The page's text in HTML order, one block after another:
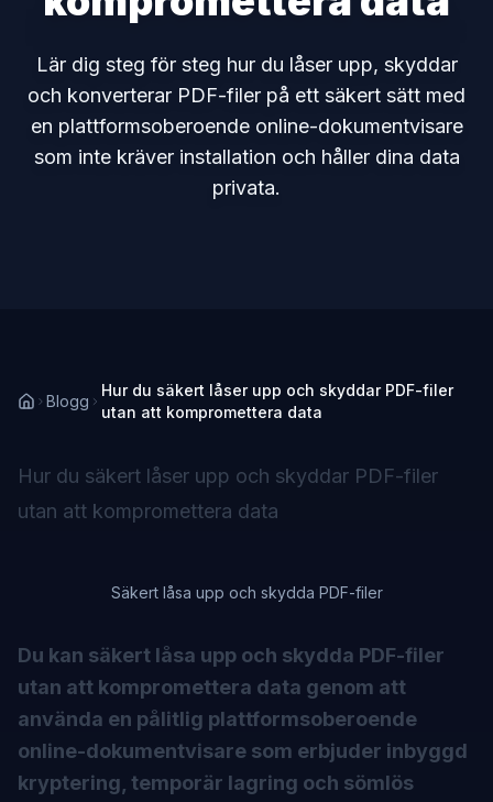
Lär dig steg för steg hur du låser upp, skyddar
och konverterar PDF-filer på ett säkert sätt med
en plattformsoberoende online-dokumentvisare
som inte kräver installation och håller dina data
privata.
Blogg
Hur du säkert låser upp och skyddar PDF-filer
utan att kompromettera data
Hur du säkert låser upp och skyddar PDF-filer
utan att kompromettera data
Säkert låsa upp och skydda PDF-filer
Du kan säkert låsa upp och skydda PDF-filer
utan att kompromettera data genom att
använda en pålitlig plattformsoberoende
online-dokumentvisare som erbjuder inbyggd
kryptering, temporär lagring och sömlös